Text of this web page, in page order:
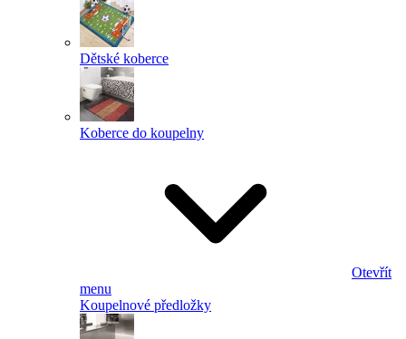
Dětské koberce
Koberce do koupelny
Otevřít
menu
Koupelnové předložky